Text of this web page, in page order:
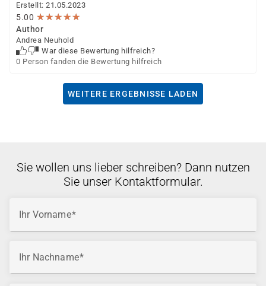
Erstellt: 21.05.2023
5.00 ★★★★★
★★★★★
Author
Andrea Neuhold
War diese Bewertung hilfreich?
0 Person fanden die Bewertung hilfreich
WEITERE ERGEBNISSE LADEN
Sie wollen uns lieber schreiben? Dann nutzen
Sie unser Kontaktformular.
Ihr Vorname
Ihr Nachname